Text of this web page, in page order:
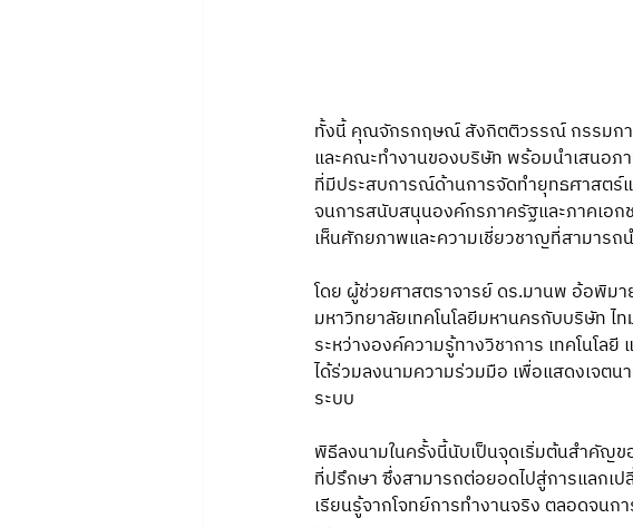
ทั้งนี้ คุณจักรกฤษณ์ สังกิตติวรรณ์ กรรมกา
และคณะทำงานของบริษัท พร้อมนำเสนอภ
ที่มีประสบการณ์ด้านการจัดทำยุทธศาสตร์
จนการสนับสนุนองค์กรภาครัฐและภาคเอ
เห็นศักยภาพและความเชี่ยวชาญที่สามารถ
โดย ผู้ช่วยศาสตราจารย์ ดร.มานพ อ้อพิมา
มหาวิทยาลัยเทคโนโลยีมหานครกับบริษัท
ระหว่างองค์ความรู้ทางวิชาการ เทคโนโ
ได้ร่วมลงนามความร่วมมือ เพื่อแสดงเจต
ระบบ
พิธีลงนามในครั้งนี้นับเป็นจุดเริ่มต้นสำคัญ
ที่ปรึกษา ซึ่งสามารถต่อยอดไปสู่การแลกเ
เรียนรู้จากโจทย์การทำงานจริง ตลอดจนก